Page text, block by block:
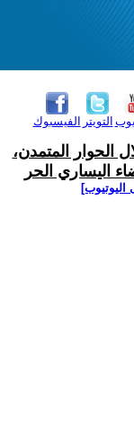
الفيسبوك التويتر
الحوار المتمدن،
اليساري الحر